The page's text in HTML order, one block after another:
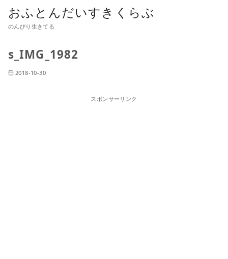
おふとんだいすきくらぶ
のんびり生きてる
s_IMG_1982
2018-10-30
スポンサーリンク